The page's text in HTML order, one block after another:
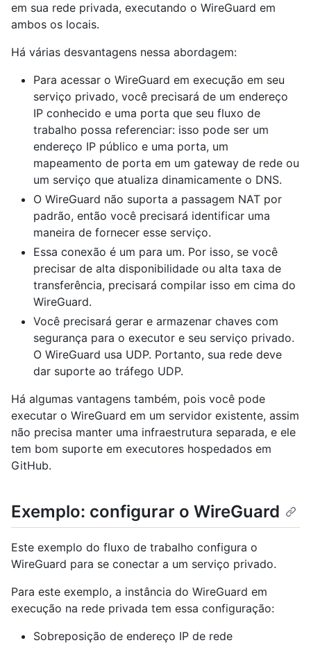
em sua rede privada, executando o WireGuard em
ambos os locais.
Há várias desvantagens nessa abordagem:
Para acessar o WireGuard em execução em seu
serviço privado, você precisará de um endereço
IP conhecido e uma porta que seu fluxo de
trabalho possa referenciar: isso pode ser um
endereço IP público e uma porta, um
mapeamento de porta em um gateway de rede ou
um serviço que atualiza dinamicamente o DNS.
O WireGuard não suporta a passagem NAT por
padrão, então você precisará identificar uma
maneira de fornecer esse serviço.
Essa conexão é um para um. Por isso, se você
precisar de alta disponibilidade ou alta taxa de
transferência, precisará compilar isso em cima do
WireGuard.
Você precisará gerar e armazenar chaves com
segurança para o executor e seu serviço privado.
O WireGuard usa UDP. Portanto, sua rede deve
dar suporte ao tráfego UDP.
Há algumas vantagens também, pois você pode
executar o WireGuard em um servidor existente, assim
não precisa manter uma infraestrutura separada, e ele
tem bom suporte em executores hospedados em
GitHub.
Exemplo: configurar o WireGuard
Este exemplo do fluxo de trabalho configura o
WireGuard para se conectar a um serviço privado.
Para este exemplo, a instância do WireGuard em
execução na rede privada tem essa configuração:
Sobreposição de endereço IP de rede